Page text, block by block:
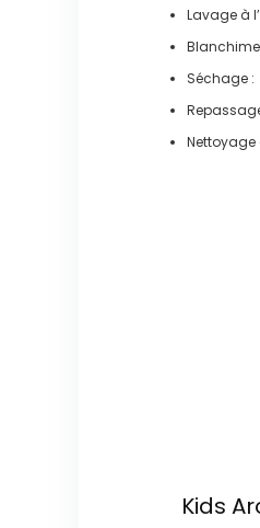
Lavage à
Séchage :
Nettoyage
Kids